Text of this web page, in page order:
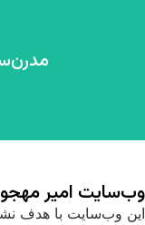
وب‌سایت امیر
این وب‌سایت با هدف